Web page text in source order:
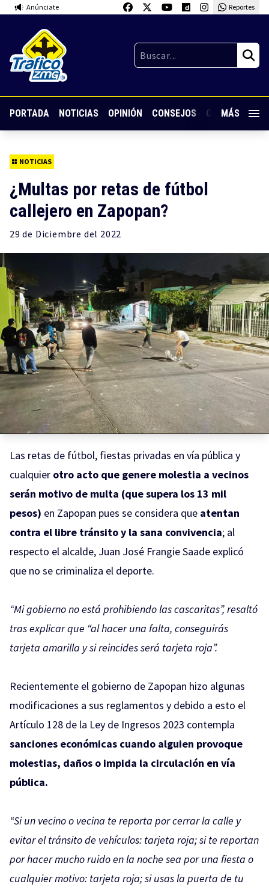
Anúnciate Reportes
PORTADA NOTICIAS OPINIÓN CONSEJOS GUARDIA
MÁS
NOTICIAS
¿Multas por retas de fútbol
callejero en Zapopan?
29 de Diciembre del 2022
Las retas de fútbol, fiestas privadas en vía pública y
cualquier otro acto que genere molestia a vecinos
serán motivo de multa (que supera los 13 mil
pesos) en Zapopan pues se considera que atentan
contra el libre tránsito y la sana convivencia; al
respecto el alcalde, Juan José Frangie Saade explicó
que no se criminaliza el deporte.
“Mi gobierno no está prohibiendo las cascaritas”, resaltó
tras explicar que “al hacer una falta, conseguirás
tarjeta amarilla y si reincides será tarjeta roja”.
Recientemente el gobierno de Zapopan hizo algunas
modificaciones a sus reglamentos y debido a esto el
Artículo 128 de la Ley de Ingresos 2023 contempla
sanciones económicas cuando alguien provoque
molestias, daños o impida la circulación en vía
pública.
“Si un vecino o vecina te reporta por cerrar la calle y
evitar el tránsito de vehículos: tarjeta roja; si te reportan
por hacer mucho ruido en la noche sea por una fiesta o
cualquier motivo: tarjeta roja; si usas la puerta de tu